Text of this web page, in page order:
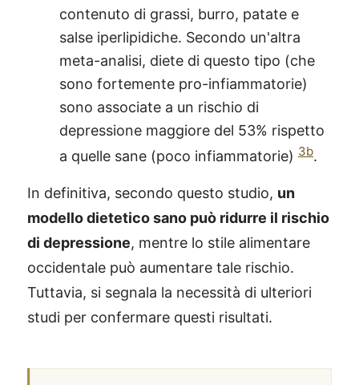
contenuto di grassi, burro, patate e
salse iperlipidiche. Secondo un'altra
meta-analisi, diete di questo tipo (che
sono fortemente pro-infiammatorie)
sono associate a un rischio di
depressione maggiore del 53% rispetto
a quelle sane (poco infiammatorie) 3b.
In definitiva, secondo questo studio, un
modello dietetico sano può ridurre il rischio
di depressione, mentre lo stile alimentare
occidentale può aumentare tale rischio.
Tuttavia, si segnala la necessità di ulteriori
studi per confermare questi risultati.